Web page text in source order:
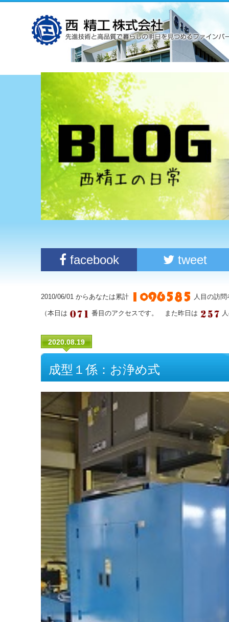
facebook tweet
2010/06/01 からあなたは累計 人目の訪
（本日は 番目のアクセスです。 また昨日は
2020.08.19
成型１係：お浄め式